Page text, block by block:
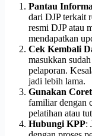
Pantau
dari DJP terkait
resmi DJP atau
mendapatkan
Cek Kembali
masukkan
pelaporan.
jadi lebih lama.
Gunakan
familiar dengan
pelatihan atau
Hubungi KPP: